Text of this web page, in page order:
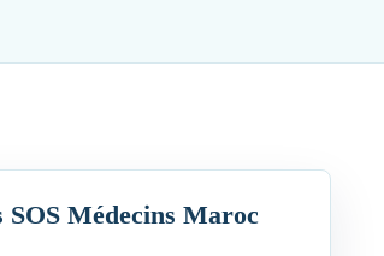
SOS Médecins Maroc